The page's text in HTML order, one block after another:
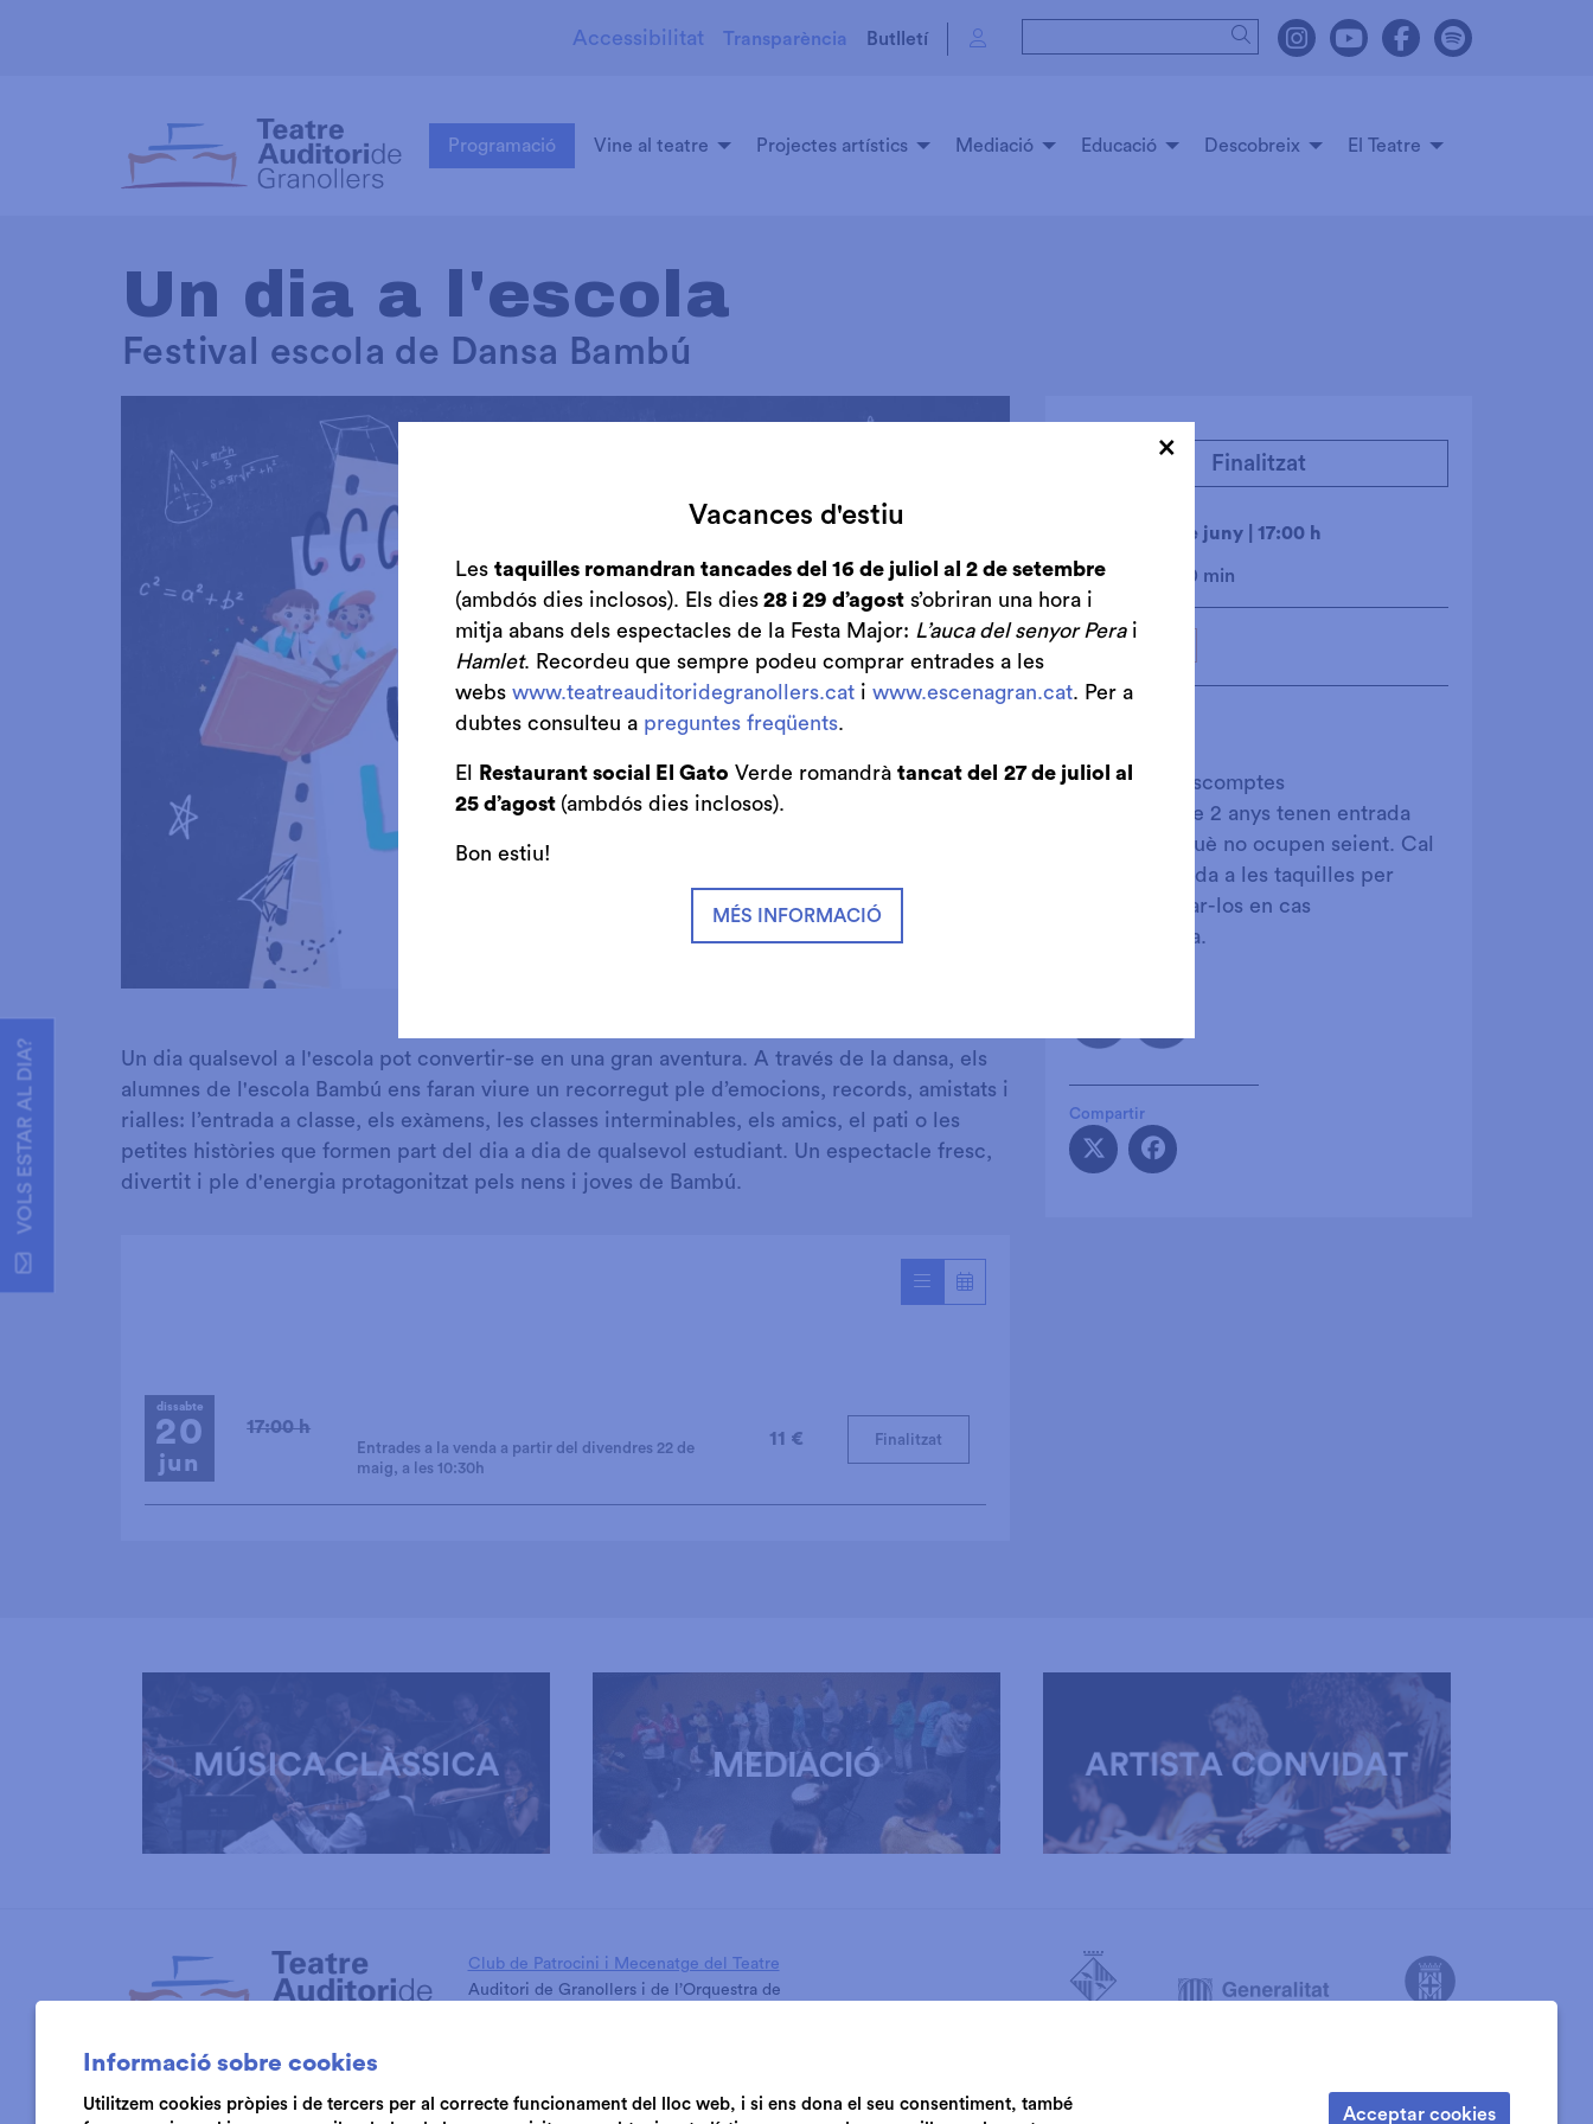
VOLS ESTAR AL DIA?
Link a instagram
Link a youtube
Link a facebook
Link a
Cercar
Butlletí
Transparència
Accessibilitat
Programació Vine al teatre Projectes artístics Mediació Educació Descobreix El Teatre
Un dia a l'escola
Festival escola de Dansa Bambú
Finalitzat
dissabte 20 de juny
17:00 h
Durada:
120 min
Exclòs de descomptes
Els menors de 2 anys tenen entrada
gratuïta perquè no ocupen seient. Cal
treure l'entrada a les taquilles per
comptabilitzar-los en cas
d'emergència.
Compartir
Un dia qualsevol a l'escola pot convertir-se en una gran aventura. A través de la dansa, els
alumnes de l'escola Bambú ens faran viure un recorregut ple d’emocions, records, amistats i
rialles: l’entrada a classe, els exàmens, les classes interminables, els amics, el pati o les
petites històries que formen part del dia a dia de qualsevol estudiant. Un espectacle fresc,
divertit i ple d'energia protagonitzat pels nens i joves de Bambú.
dissabte
20
jun
17:00 h
Entrades a la venda a partir del divendres 22 de
maig, a les 10:30h
11 € Finalitzat
Club de Patrocini i Mecenatge del Teatre
Auditori de Granollers i de l’Orquestra de
Vacances d'estiu
Les taquilles romandran tancades del 16 de juliol al 2 de setembre
(ambdós dies inclosos). Els dies 28 i 29 d’agost s’obriran una hora i
mitja abans dels espectacles de la Festa Major: L’auca del senyor Perai
Hamlet. Recordeu que sempre podeu comprar entrades a les
webs www.teatreauditoridegranollers.cat i www.escenagran.cat. Per a
dubtes consulteu a preguntes freqüents.
El Restaurant social El Gato Verde romandrà tancat del 27 de juliol al
25 d’agost (ambdós dies inclosos).
Bon estiu!
MÉS INFORMACIÓ
×
Informació sobre cookies
Utilitzem cookies pròpies i de tercers per al correcte funcionament del lloc web, i si ens dona el seu consentiment, també
Acceptar cookies